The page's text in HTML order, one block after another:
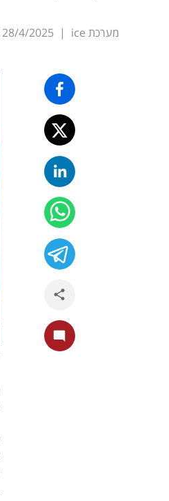
מערכת ice |
28/4/2025